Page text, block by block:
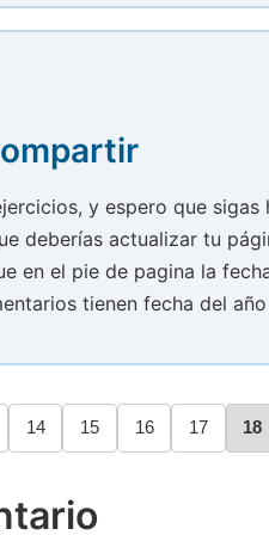
y espero que
deberías actualizar tu
en el pie de pagina la
tienen fecha del
Página
14 Página
15 Página
16 Página
17 18